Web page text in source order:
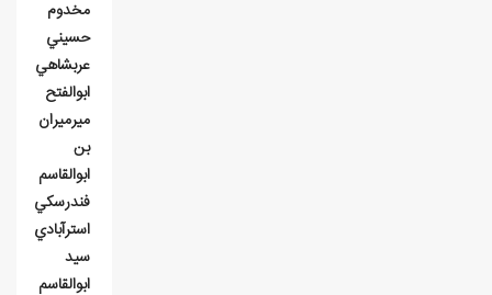
مخدوم
حسيني
عربشاهي
ابوالفتح
ميرميران
بن
ابوالقاسم
فندرسکي
استرآبادي
سيد
ابوالقاسم